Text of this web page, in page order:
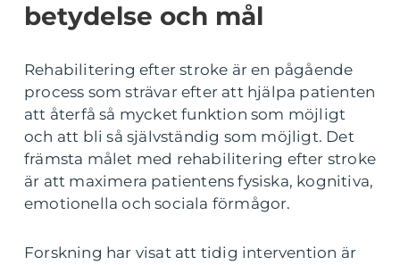
betydelse och mål
Rehabilitering efter stroke är en pågående
process som strävar efter att hjälpa patienten
att återfå så mycket funktion som möjligt
och att bli så självständig som möjligt. Det
främsta målet med rehabilitering efter stroke
är att maximera patientens fysiska, kognitiva,
emotionella och sociala förmågor.
Forskning har visat att tidig intervention är